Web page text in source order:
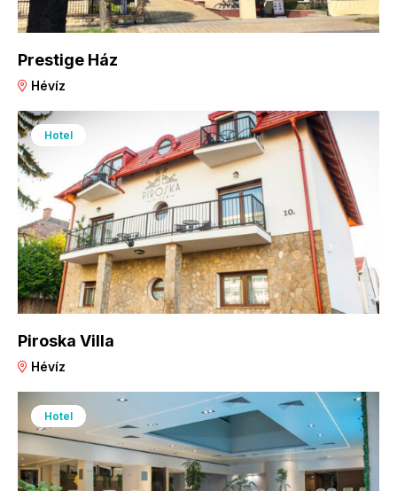
Prestige Ház
Hévíz
Hotel
Piroska Villa
Hévíz
Hotel